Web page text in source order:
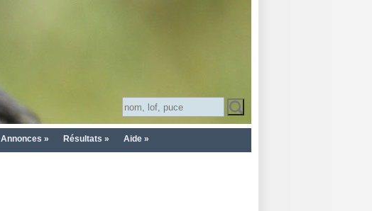
Annonces » Résultats » Aide »